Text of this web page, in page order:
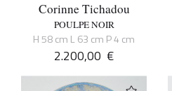
Corinne Tichadou
POULPE NOIR
H 58 cm L 63 cm P 4 cm
2.200,00 €